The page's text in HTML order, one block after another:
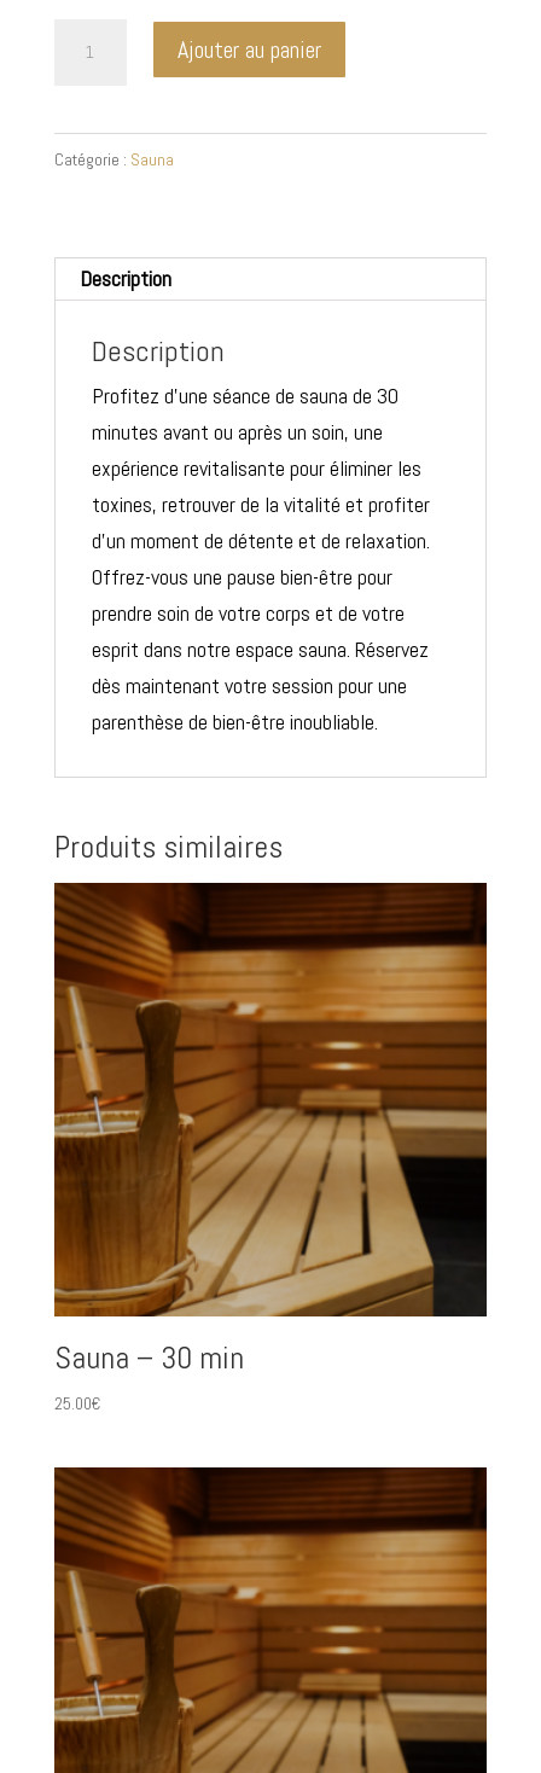
un
soin
Ajouter au panier
Catégorie : Sauna
Description
Description
Profitez d’une séance de sauna de 30
minutes avant ou après un soin, une
expérience revitalisante pour éliminer les
toxines, retrouver de la vitalité et profiter
d’un moment de détente et de relaxation.
Offrez-vous une pause bien-être pour
prendre soin de votre corps et de votre
esprit dans notre espace sauna. Réservez
dès maintenant votre session pour une
parenthèse de bien-être inoubliable.
Produits similaires
Sauna – 30 min
25.00€